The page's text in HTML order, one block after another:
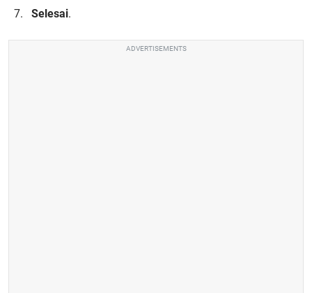
Selesai.
ADVERTISEMENTS